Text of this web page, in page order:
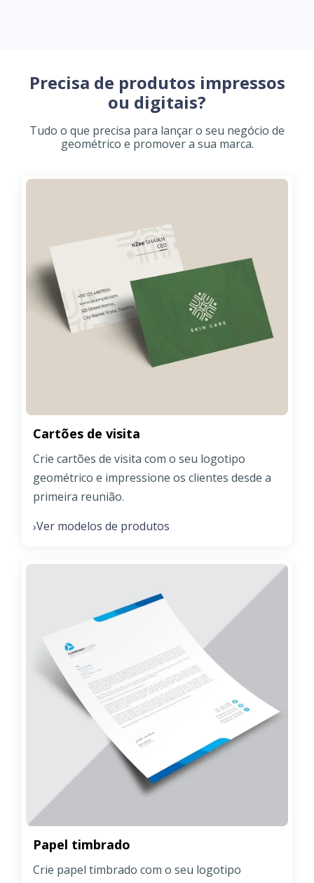
Precisa de produtos impressos
ou digitais?
Tudo o que precisa para lançar o seu negócio de
geométrico e promover a sua marca.
Cartões de visita
Crie cartões de visita com o seu logotipo
geométrico e impressione os clientes desde a
primeira reunião.
›Ver modelos de produtos
Papel timbrado
Crie papel timbrado com o seu logotipo